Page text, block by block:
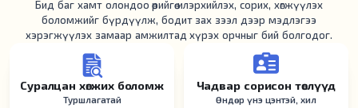
Бид баг хамт олондоо өөрийгөө илэрхийлэх, сорих, хөгжүүлэх
боломжийг бүрдүүлж, бодит зах зээл дээр мэдлэгээ
хэрэгжүүлэх замаар амжилтад хүрэх орчныг бий болгодог.
Суралцан хөгжих боломж
Туршлагатай
Чадвар сорисон төслүүд
Өндөр үнэ цэнтэй, хил